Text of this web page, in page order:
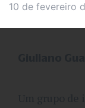
10 de fevereiro
Um grupo
Giuliano